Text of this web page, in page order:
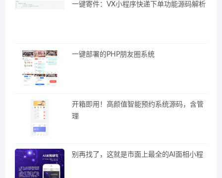
一键寄件：VX小程序快递下单功能源码解析
一键部署的PHP朋友圈系统
开箱即用！高颜值智能预约系统源码，含管
理
别再找了，这就是市面上最全的AI面相小程